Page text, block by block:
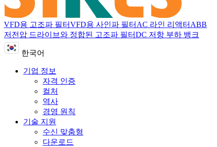
VFD용 고조파 필터VFD용 사인파 필터 AC 라인 리액터 ABB
저전압 드라이브와 정합된 고조파 필터DC 저항 부하 뱅크
한국어
기업 정보
자격 인증
컬처
역사
경영 원칙
기술 지원
수신 맞춤형
다운로드